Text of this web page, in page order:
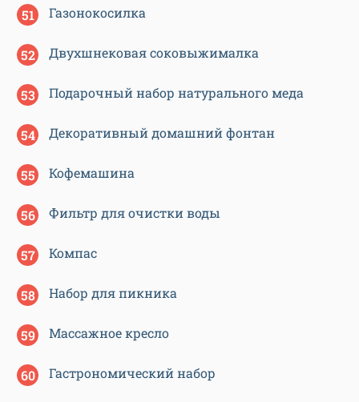
Газонокосилка
Двухшнековая соковыжималка
Подарочный набор натурального меда
Декоративный домашний фонтан
Кофемашина
Фильтр для очистки воды
Компас
Набор для пикника
Массажное кресло
Гастрономический набор